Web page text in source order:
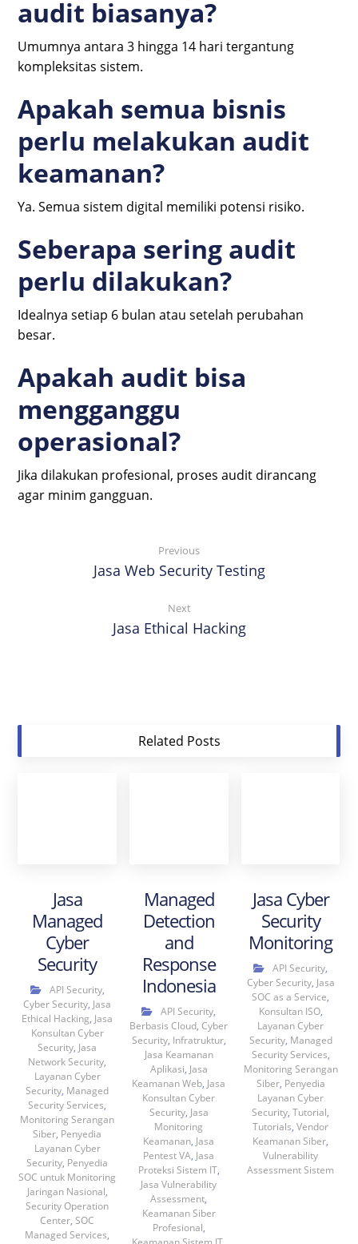
audit biasanya?
Umumnya antara 3 hingga 14 hari tergantung
kompleksitas sistem.
Apakah semua bisnis
perlu melakukan audit
keamanan?
Ya. Semua sistem digital memiliki potensi risiko.
Seberapa sering audit
perlu dilakukan?
Idealnya setiap 6 bulan atau setelah perubahan
besar.
Apakah audit bisa
mengganggu
operasional?
Jika dilakukan profesional, proses audit dirancang
agar minim gangguan.
Previous
Jasa Web Security Testing
Next
Jasa Ethical Hacking
Related Posts
Jasa
Managed
Cyber
Security
API Security,
Cyber Security, Jasa
Ethical Hacking, Jasa
Konsultan Cyber
Security, Jasa
Network Security,
Layanan Cyber
Security, Managed
Security Services,
Monitoring Serangan
Siber, Penyedia
Layanan Cyber
Security, Penyedia
SOC untuk Monitoring
Jaringan Nasional,
Security Operation
Center,SOC
Managed Services,
Managed
Detection
and
Response
Indonesia
API Security,
Berbasis Cloud,Cyber
Security, Infratruktur,
Jasa Keamanan
Aplikasi, Jasa
Keamanan Web, Jasa
Konsultan Cyber
Security, Jasa
Monitoring
Keamanan, Jasa
Pentest VA, Jasa
Proteksi Sistem IT,
Jasa Vulnerability
Assessment,
Keamanan Siber
Profesional,
Jasa Cyber
Security
Monitoring
API Security,
Cyber Security, Jasa
SOC as a Service,
Konsultan ISO,
Layanan Cyber
Security, Managed
Security Services,
Monitoring Serangan
Siber, Penyedia
Layanan Cyber
Security,Tutorial,
Tutorials,Vendor
Keamanan Siber,
Vulnerability
Assessment Sistem